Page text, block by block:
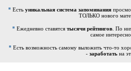
Есть уникальная система запоминания
ТОЛЬКО нового
Ежедневно ставятся тысячи рейтингов . По
самое
Есть возможность самому выложить что-то
- заработать на